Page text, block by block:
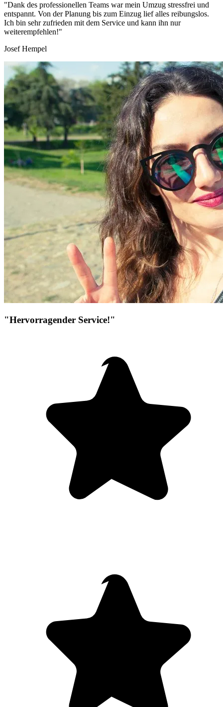
"Dank des professionellen Teams war mein Umzug stressfrei und
entspannt. Von der Planung bis zum Einzug lief alles reibungslos.
Ich bin sehr zufrieden mit dem Service und kann ihn nur
weiterempfehlen!"
Josef Hempel
"Hervorragender Service!"